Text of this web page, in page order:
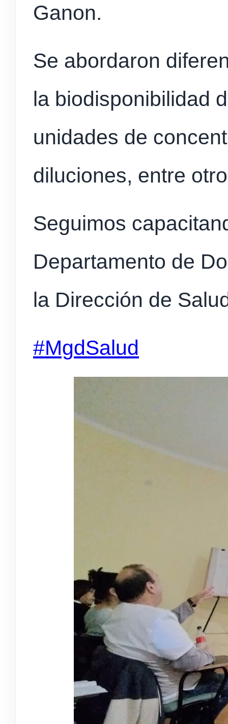
Ganon.
Se abordaron
la biodisponibilidad
unidades de
diluciones, entre
Seguimos
Departamento de
la Dirección de
#MgdSalud